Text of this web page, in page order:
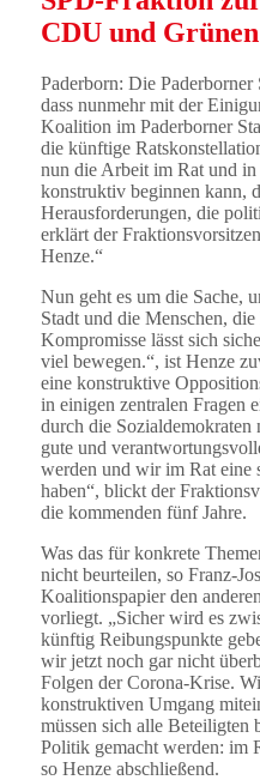
CDU und Grünen
Paderborn: Die
dass nunmehr mit der
Koalition im Paderborner
die künftige
nun die Arbeit im Rat und in
konstruktiv beginnen kann,
Herausforderungen, die
erklärt der
Henze.“
Nun geht es um die Sache,
Stadt und die Menschen,
Kompromisse lässt sich
viel bewegen.“, ist Henze
eine konstruktive
in einigen zentralen Fragen
durch die Sozialdemokraten
gute und
werden und wir im Rat eine
haben“, blickt der
die kommenden fünf Jahre.
Was das für konkrete
nicht beurteilen, so Franz-
Koalitionspapier den
vorliegt. „Sicher wird es
künftig Reibungspunkte
wir jetzt noch gar nicht
Folgen der Corona-Krise.
konstruktiven Umgang
müssen sich alle Beteiligten
Politik gemacht werden: im
so Henze abschließend.